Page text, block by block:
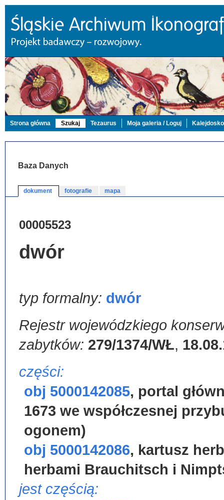
Strona główna Szukaj Tezaurus Moja galeria / Loguj
Baza Danych
dokument fotografie mapa
00005523
dwór
typ formalny: dwór
Rejestr wojewódzkiego
zabytków: 279/1374/WŁ,
części:
obj 5000142085, portal
1673 we współczesnej
ogonem)
obj 5000142086, kartusz
herbami Brauchitsch i
jest częścią: